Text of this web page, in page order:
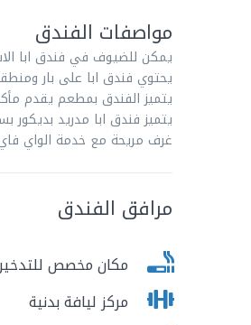
مواصفات الفندق
يمكن للضيوف في فندق ابا
يحتوي فندق ابا على بار
يتميز الفندق بمطعم يقدم
يتميز فندق ابا مدريد بديكور
غرف مريحة مع خدمة الواي فاي
مرافق الفندق
مكان مخصص
مركز ليافة بدنية